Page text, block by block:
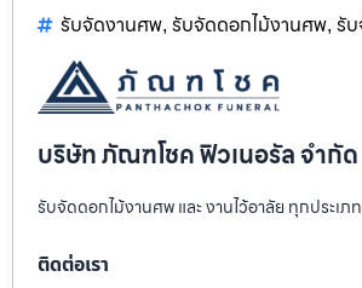
รับจัดงานศพ, รับจัดดอกไม้งานศพ, รั
บริษัท ภัณฑโชค ฟิวเนอรัล จำกัด
รับจัดดอกไม้งานศพ และ งานไว้อาลัย ทุกประเ
ติดต่อเรา